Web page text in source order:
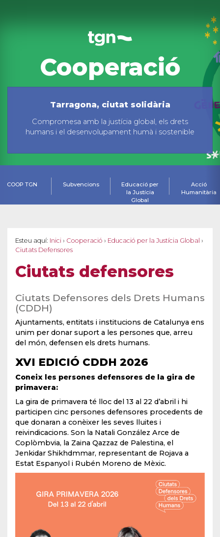
Cooperació
Tarragona, ciutat solidària
Compromesa amb la justícia global, els drets
humans i el desenvolupament humà i sostenible
COOP TGN Subvencions
Educació per
la Justícia
Global
Acció
Humanitària
Esteu aquí: Inici › Cooperació › Educació per la Justícia Global ›
Ciutats Defensores
Ciutats defensores
Ciutats Defensores dels Drets Humans
(CDDH)
Ajuntaments, entitats i institucions de Catalunya ens
unim per donar suport a les persones que, arreu
del món, defensen els drets humans.
XVI EDICIÓ CDDH 2026
Coneix les persones defensores de la gira de
primavera:
La gira de primavera té lloc del 13 al 22 d’abril i hi
participen cinc persones defensores procedents de
que donaran a conèixer les seves lluites i
reivindicacions. Son la Natali González Arce de
Coplòmbvia, la Zaina Qazzaz de Palestina, el
Jenkidar Shikhdmmar, representant de Rojava a
Estat Espanyol i Rubén Moreno de Mèxic.